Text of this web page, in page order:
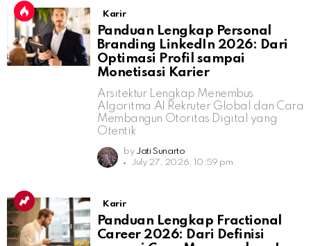
Karir
Panduan Lengkap Personal
Branding LinkedIn 2026: Dari
Optimasi Profil sampai
Monetisasi Karier
Arsitektur Lengkap Menembus
Algoritma AI Rekruter Global dan Cara
Membangun Otoritas Digital yang
Otentik
by Jati Sunarto
July 27, 2026, 10:59 pm
Karir
Panduan Lengkap Fractional
Career 2026: Dari Definisi